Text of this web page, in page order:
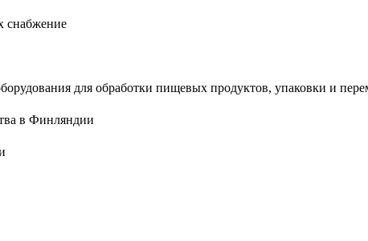
снабжение
для обработки пищевых продуктов, упаковки и
в Финляндии